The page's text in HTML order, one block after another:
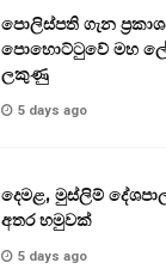
පොලිස්පති ගැන
පොහොට්ටුවේ මහ
ලකුණු
5 days ago
දෙමළ, මුස්ලිම්
අතර හමුවක්
5 days ago